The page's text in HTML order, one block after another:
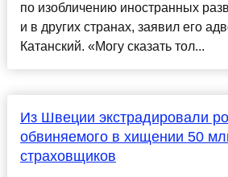
по изобличению иностранных
и в других странах, заявил его
Катанский. «Могу сказать тол...
Из Швеции экстрадировали
обвиняемого в хищении 50
страховщиков